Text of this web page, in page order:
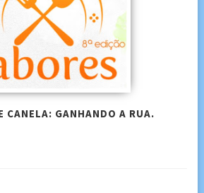
CANELA: GANHANDO A RUA.